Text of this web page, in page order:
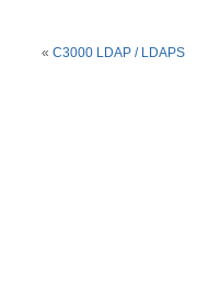
« C3000 LDAP / LDAPS